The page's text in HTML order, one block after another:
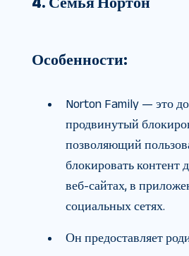
Особенности:
Norton Family — это
продвинутый
позволяющий
блокировать контент
веб-сайтах, в
социальных сетях.
Он предоставляет